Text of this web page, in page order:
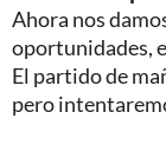
Ahora nos
oportunidades,
El partido de
pero